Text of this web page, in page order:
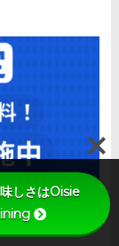
しさはOisie